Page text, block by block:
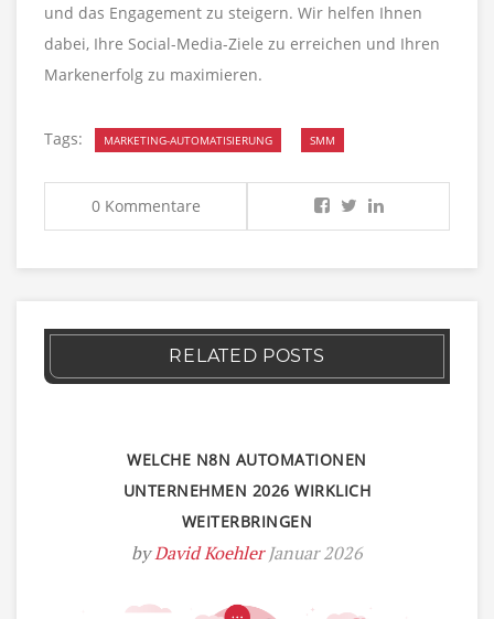
und das Engagement zu steigern. Wir helfen Ihnen
dabei, Ihre Social-Media-Ziele zu erreichen und Ihren
Markenerfolg zu maximieren.
Tags: MARKETING-AUTOMATISIERUNG SMM
0 Kommentare
RELATED POSTS
WELCHE N8N AUTOMATIONEN
UNTERNEHMEN 2026 WIRKLICH
WEITERBRINGEN
byDavid Koehler Januar 2026